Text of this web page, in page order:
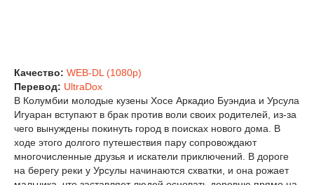
Качество: WEB-DL (1080p)
Перевод: UltraDox
В Колумбии молодые кузены Хосе Аркадио Буэндиа и Урсула
Игуаран вступают в брак против воли своих родителей, из-за
чего вынуждены покинуть город в поисках нового дома. В
ходе этого долгого путешествия пару сопровождают
многочисленные друзья и искатели приключений. В дороге
на берегу реки у Урсулы начинаются схватки, и она рожает